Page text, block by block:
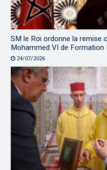
SM le Roi ordonne la remise
Mohammed VI de Formation
24/07/2026